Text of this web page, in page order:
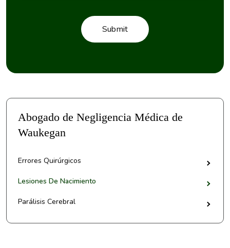
Abogado de Negligencia Médica de
Waukegan
Errores Quirúrgicos
Lesiones De Nacimiento
Parálisis Cerebral